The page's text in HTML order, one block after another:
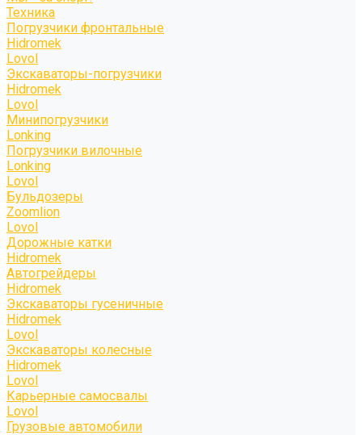
Техника
Погрузчики фронтальные
Hidromek
Lovol
Экскаваторы-погрузчики
Hidromek
Lovol
Минипогрузчики
Lonking
Погрузчики вилочные
Lonking
Lovol
Бульдозеры
Zoomlion
Lovol
Дорожные катки
Hidromek
Автогрейдеры
Hidromek
Экскаваторы гусеничные
Hidromek
Lovol
Экскаваторы колесные
Hidromek
Lovol
Карьерные самосвалы
Lovol
Грузовые автомобили